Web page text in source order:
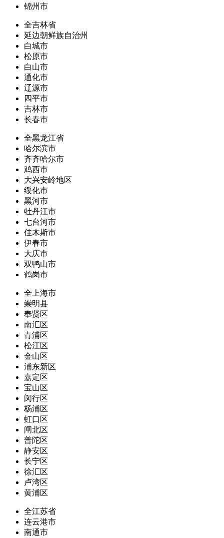
锦州市
全吉林省
延边朝鲜族自治州
白城市
松原市
白山市
通化市
辽源市
四平市
吉林市
长春市
全黑龙江省
哈尔滨市
齐齐哈尔市
鸡西市
大兴安岭地区
绥化市
黑河市
牡丹江市
七台河市
佳木斯市
伊春市
大庆市
双鸭山市
鹤岗市
全上海市
崇明县
奉贤区
南汇区
青浦区
松江区
金山区
浦东新区
嘉定区
宝山区
闵行区
杨浦区
虹口区
闸北区
普陀区
静安区
长宁区
徐汇区
卢湾区
黄浦区
全江苏省
连云港市
南通市